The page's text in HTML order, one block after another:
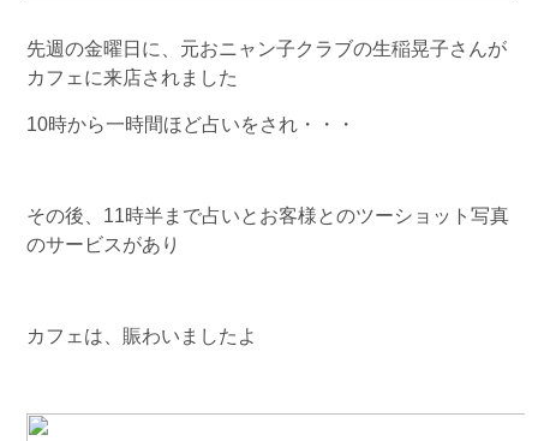
先週の金曜日に、元おニャン子クラブの生稲晃子さんが
カフェに来店されました
10時から一時間ほど占いをされ・・・
その後、11時半まで占いとお客様とのツーショット写真
のサービスがあり
カフェは、賑わいましたよ